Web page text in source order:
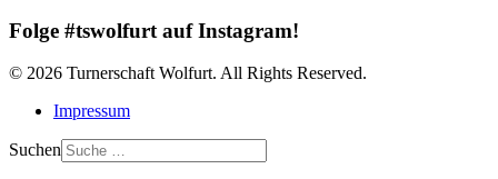
Folge #tswolfurt auf Instagram!
© 2026 Turnerschaft Wolfurt. All Rights Reserved.
Impressum
Suchen